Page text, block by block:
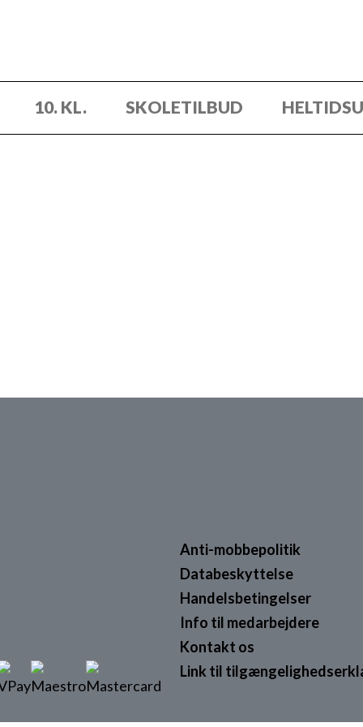
10. KL. SKOLETILBUD
Anti-mobbepolitik
Databeskyttelse
Handelsbetingelser
Info til medarbejdere
Kontakt os
Link til